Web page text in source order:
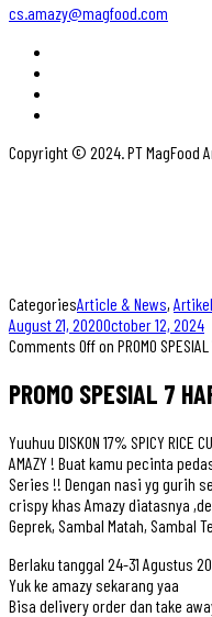
cs.amazy@magfood.com
Copyright © 2024. PT MagFood
CategoriesArticle & News, Artikel
August 21, 2020October 12, 2024
Comments Offon PROMO
PROMO SPESIAL 7
Yuuhuu DISKON 17% SPICY
AMAZY ! Buat kamu pecinta
Series !! Dengan nasi yg gurih
crispy khas Amazy diatasnya
Geprek, Sambal Matah,
Berlaku tanggal 24-31 Agustus
Yuk ke amazy sekarang yaa
Bisa delivery order dan take